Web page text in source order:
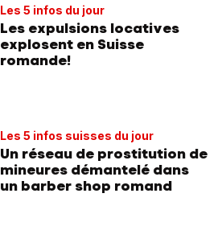
Les 5 infos du jour
Les expulsions locatives
explosent en Suisse
romande!
Les 5 infos suisses du jour
Un réseau de prostitution de
mineures démantelé dans
un barber shop romand